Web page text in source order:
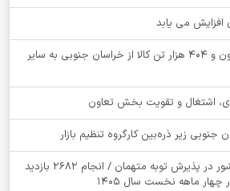
افزایش می یابد
جابه جایی بیش از 2 میلیون و 404 هزار تن کالا از خراسان جنوبی به سایر
اشتغال و تقویت بخش تعاون
زیر ذره‌بین کارگروه تنظیم بازار
خراسان جنوبی رتبه اول کشور در پذیرش توبه متهمان / انجام ۲۶۸۲ بازدید
چهار ماهه نخست سال 1405